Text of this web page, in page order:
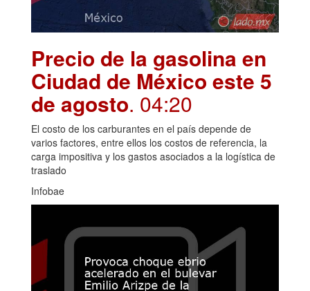
Precio de la gasolina en
Ciudad de México este 5
de agosto. 04:20
El costo de los carburantes en el país depende de
varios factores, entre ellos los costos de referencia, la
carga impositiva y los gastos asociados a la logística de
traslado
Infobae